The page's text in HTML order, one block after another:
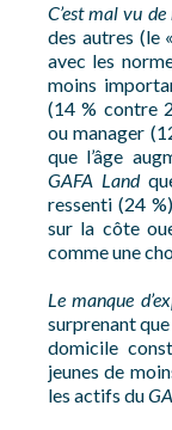
C’est mal vu
des autres (le
avec les
moins
(14 % contre
ou manager
que l’âge
GAFA Land
ressenti (24
sur la côte
comme une
Le manque
surprenant
domicile
jeunes de
les actifs du